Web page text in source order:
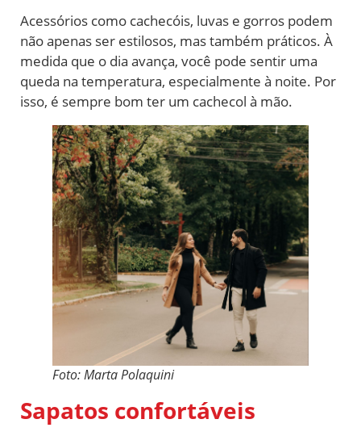
Acessórios como cachecóis, luvas e gorros podem
não apenas ser estilosos, mas também práticos. À
medida que o dia avança, você pode sentir uma
queda na temperatura, especialmente à noite. Por
isso, é sempre bom ter um cachecol à mão.
Foto: Marta Polaquini
Sapatos confortáveis